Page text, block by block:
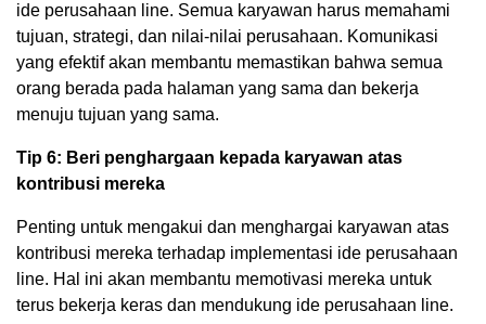
ide perusahaan line. Semua karyawan harus memahami
tujuan, strategi, dan nilai-nilai perusahaan. Komunikasi
yang efektif akan membantu memastikan bahwa semua
orang berada pada halaman yang sama dan bekerja
menuju tujuan yang sama.
Tip 6: Beri penghargaan kepada karyawan atas
kontribusi mereka
Penting untuk mengakui dan menghargai karyawan atas
kontribusi mereka terhadap implementasi ide perusahaan
line. Hal ini akan membantu memotivasi mereka untuk
terus bekerja keras dan mendukung ide perusahaan line.